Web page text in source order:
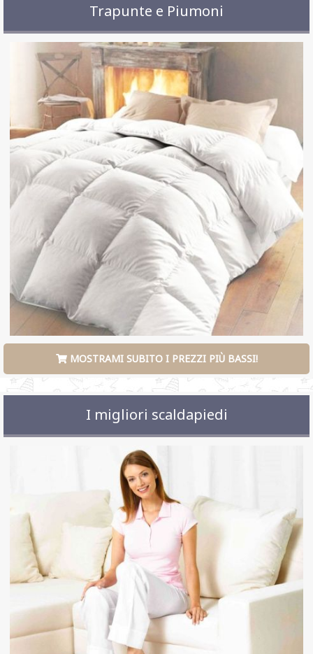
Trapunte e Piumoni
MOSTRAMI SUBITO I PREZZI PIÙ BASSI!
I migliori scaldapiedi